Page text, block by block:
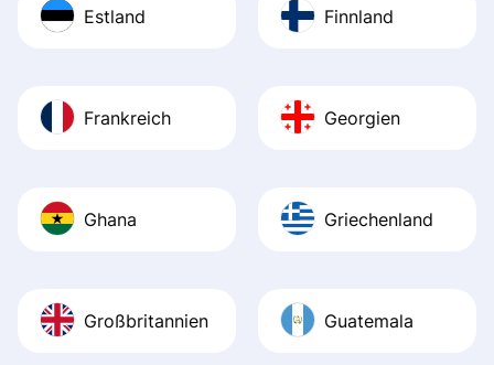
Estland Finnland
Frankreich Georgien
Ghana Griechenland
Großbritannien Guatemala